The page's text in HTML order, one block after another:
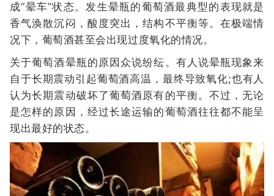
成“晕车”状态。发生晕瓶的葡萄酒最典型的表现就是
香气涣散沉闷，酸度突出，结构不平衡等。在极端情
况下，葡萄酒甚至会出现过度氧化的情况。
关于葡萄酒晕瓶的原因众说纷纭。有人说晕瓶现象来
自于长期震动引起葡萄酒高温，最终导致氧化;也有人
认为长期震动破坏了葡萄酒原有的平衡。不过，无论
是怎样的原因，经过长途运输的葡萄酒往往都不能呈
现出最好的状态。